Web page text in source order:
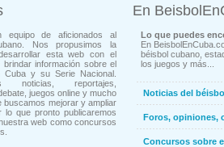
equipo de aficionados al
Nos propusimos la
esta web con el
brindar información sobre el
Cuba y su Serie Nacional.
noticias, reportajes,
juegos online y mucho
buscamos mejorar y ampliar
que pronto publicaremos
web como concursos
En
Lo que puedes
En
béisbol cubano,
los juegos y más...
Noticias del
Foros, opiniones,
Concursos sobre